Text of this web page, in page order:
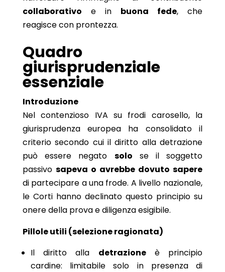
collaborativo e in buona fede, che
reagisce con prontezza.
Quadro
giurisprudenziale
essenziale
Introduzione
Nel contenzioso IVA su frodi carosello, la
giurisprudenza europea ha consolidato il
criterio secondo cui il diritto alla detrazione
può essere negato solo se il soggetto
passivo sapeva o avrebbe dovuto sapere
di partecipare a una frode. A livello nazionale,
le Corti hanno declinato questo principio su
onere della prova e diligenza esigibile.
Pillole utili (selezione ragionata)
Il diritto alla detrazioneè principio
cardine: limitabile solo in presenza di